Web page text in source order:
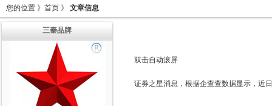
您的位置 》 首页 》 文章信息
三秦品牌
双击自动滚屏
证券之星消息，根据企查查数据显示，近